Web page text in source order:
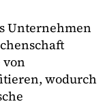
Unternehmen
von
wodurch